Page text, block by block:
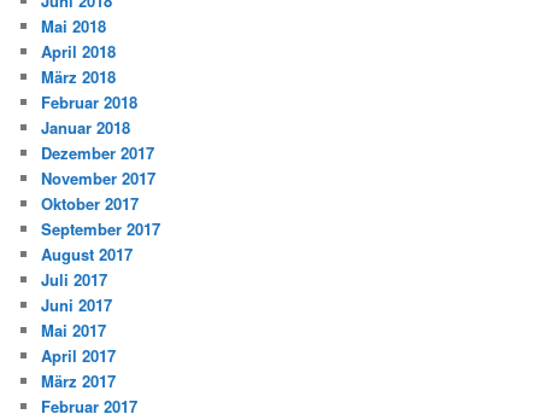
Mai 2018
April 2018
März 2018
Februar 2018
Januar 2018
Dezember 2017
November 2017
Oktober 2017
September 2017
August 2017
Juli 2017
Juni 2017
Mai 2017
April 2017
März 2017
Februar 2017